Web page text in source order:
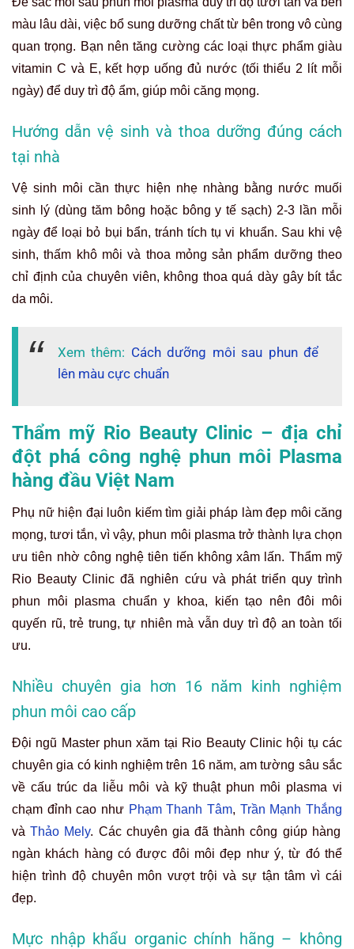
màu lâu dài, việc bổ sung dưỡng chất từ bên trong vô cùng
quan trọng. Bạn nên tăng cường các loại thực phẩm giàu
vitamin C và E, kết hợp uống đủ nước (tối thiểu 2 lít mỗi
ngày) để duy trì độ ẩm, giúp môi căng mọng.
Hướng dẫn vệ sinh và thoa dưỡng đúng cách
tại nhà
Vệ sinh môi cần thực hiện nhẹ nhàng bằng nước muối
sinh lý (dùng tăm bông hoặc bông y tế sạch) 2-3 lần mỗi
ngày để loại bỏ bụi bẩn, tránh tích tụ vi khuẩn. Sau khi vệ
sinh, thấm khô môi và thoa mỏng sản phẩm dưỡng theo
chỉ định của chuyên viên, không thoa quá dày gây bít tắc
da môi.
Xem thêm: Cách dưỡng môi sau phun để
lên màu cực chuẩn
Thẩm mỹ Rio Beauty Clinic – địa chỉ
đột phá công nghệ phun môi Plasma
hàng đầu Việt Nam
Phụ nữ hiện đại luôn kiếm tìm giải pháp làm đẹp môi căng
mọng, tươi tắn, vì vậy, phun môi plasma trở thành lựa chọn
ưu tiên nhờ công nghệ tiên tiến không xâm lấn. Thẩm mỹ
Rio Beauty Clinic đã nghiên cứu và phát triển quy trình
phun môi plasma chuẩn y khoa, kiến tạo nên đôi môi
quyến rũ, trẻ trung, tự nhiên mà vẫn duy trì độ an toàn tối
ưu.
Nhiều chuyên gia hơn 16 năm kinh nghiệm
phun môi cao cấp
Đội ngũ Master phun xăm tại Rio Beauty Clinic hội tụ các
chuyên gia có kinh nghiệm trên 16 năm, am tường sâu sắc
về cấu trúc da liễu môi và kỹ thuật phun môi plasma vi
chạm đỉnh cao như Phạm Thanh Tâm, Trần Mạnh Thắng
vàThảo Mely. Các chuyên gia đã thành công giúp hàng
ngàn khách hàng có được đôi môi đẹp như ý, từ đó thể
hiện trình độ chuyên môn vượt trội và sự tận tâm vì cái
đẹp.
Mực nhập khẩu organic chính hãng – không